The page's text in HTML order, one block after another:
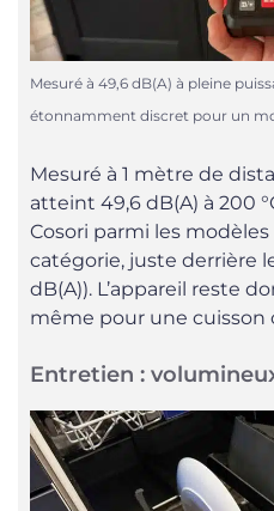
Mesuré à 49,6 dB(A) à pleine
étonnamment discret pour un
Mesuré à 1 mètre de
atteint 49,6 dB(A) à 200
Cosori parmi les
catégorie, juste derrière
dB(A)). L’appareil reste
même pour une cuisson
Entretien :